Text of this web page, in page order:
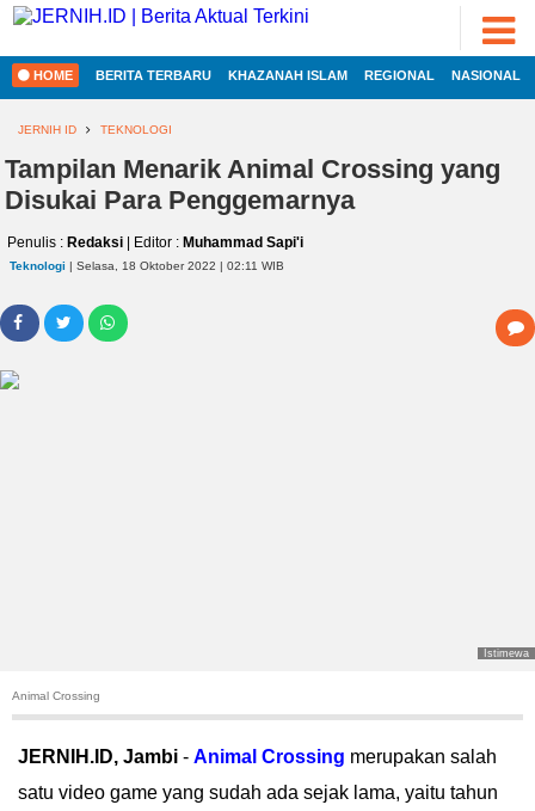
HOME
REGIONAL
LEISUR
ADVERTORIAL
FOTO
VIDEO
JAMBI
PESONA
PESONA
CAKRAWALA
2022
JERNIH.ID
•
Developed
HOME BERITA TERBARU KHAZANAH ISLAM REGIONAL NASIONAL
JERNIH ID TEKNOLOGI
Tampilan Menarik Animal Crossing yang
Disukai Para Penggemarnya
Penulis : Redaksi | Editor : Muhammad Sapi'i
Teknologi | Selasa, 18 Oktober 2022 | 02:11 WIB
Istimewa
Animal Crossing
JERNIH.ID, Jambi - Animal Crossing merupakan salah
satu video game yang sudah ada sejak lama, yaitu tahun